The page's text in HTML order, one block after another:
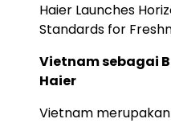
Haier Launches
Standards for
Vietnam sebagai
Haier
Vietnam